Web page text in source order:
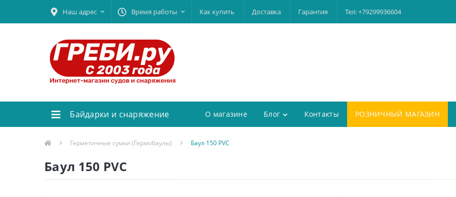
Наш адрес Время работы Как купить Доставка Гарантия Тел: +79299936604
Байдарки и снаряжение О магазине Блог Контакты РОЗНИЧНЫЙ МАГАЗИН
Герметичные сумки (Гермобаулы) Баул 150 PVC
Баул 150 PVC